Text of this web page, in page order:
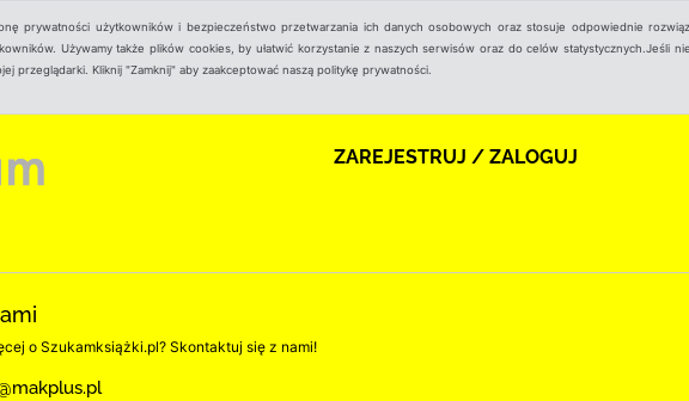
prywatności użytkowników i bezpieczeństwo przetwarzania ich danych osobowych oraz stosuje odpowiednie
Używamy także plików cookies, by ułatwić korzystanie z naszych serwisów oraz do celów statystycznych.Jeśli
przeglądarki. Kliknij "Zamknij" aby zaakceptować naszą politykę prywatności.
ZAREJESTRUJ / ZALOGUJ
o Szukamksiążki.pl? Skontaktuj się z nami!